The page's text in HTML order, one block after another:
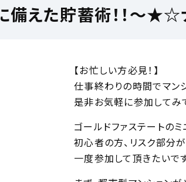
に備えた貯蓄術！！
【お忙しい方必見！】
仕事終わりの時間でマン
是非お気軽に参加してみ
ゴールドファステートの
初心者の方、リスク部分
一度参加して頂きたいです